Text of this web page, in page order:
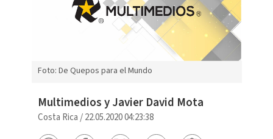
Foto: De Quepos para el Mundo
Multimedios y Javier David Mota
Costa Rica /22.05.2020 04:23:38